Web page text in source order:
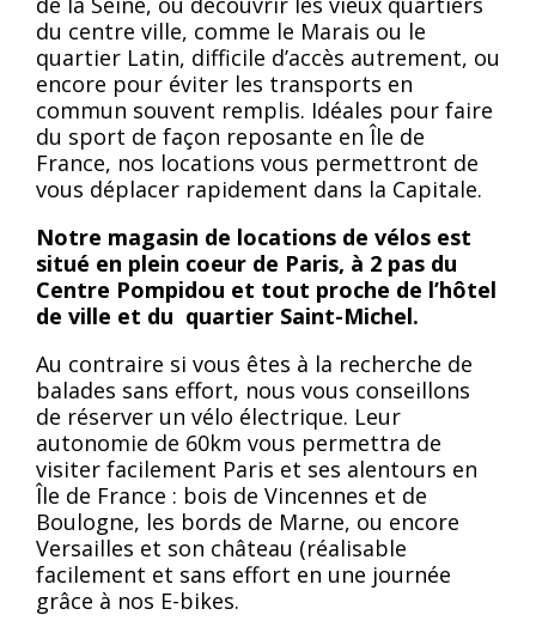
du centre ville, comme le Marais ou le
quartier Latin, difficile d’accès autrement, ou
encore pour éviter les transports en
commun souvent remplis. Idéales pour faire
du sport de façon reposante en Île de
France, nos locations vous permettront de
vous déplacer rapidement dans la Capitale.
Notre magasin de locations de vélos est
situé en plein coeur de Paris, à 2 pas du
Centre Pompidou et tout proche de l’hôtel
de ville et du quartier Saint-Michel.
Au contraire si vous êtes à la recherche de
balades sans effort, nous vous conseillons
de réserver un vélo électrique. Leur
autonomie de 60km vous permettra de
visiter facilement Paris et ses alentours en
Île de France : bois de Vincennes et de
Boulogne, les bords de Marne, ou encore
Versailles et son château (réalisable
facilement et sans effort en une journée
grâce à nos E-bikes.